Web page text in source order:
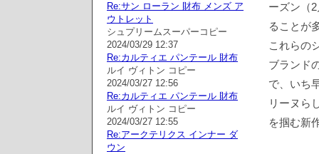
ーズン（
ることが
これらの
ブランド
で、いち
リーヌら
を掴む新
Re:サン ローラン 財布 メンズ ア
ウトレット
シュプリームスーパーコピー
2024/03/29 12:37
Re:カルティエ パンテール 財布
ルイ ヴィトン コピー
2024/03/27 12:56
Re:カルティエ パンテール 財布
ルイ ヴィトン コピー
2024/03/27 12:55
Re:アークテリクス インナー ダ
ウン